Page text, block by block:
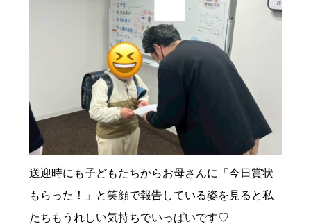
送迎時にも子どもたちからお母さんに「今日賞状
もらった！」と笑顔で報告している姿を見ると私
たちもうれしい気持ちでいっぱいです♡